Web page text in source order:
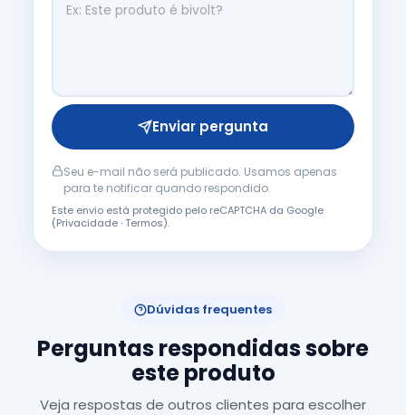
Enviar pergunta
Seu e-mail não será publicado. Usamos apenas
para te notificar quando respondido.
Este envio está protegido pelo reCAPTCHA da Google
(Privacidade·Termos).
Dúvidas frequentes
Perguntas respondidas sobre
este produto
Veja respostas de outros clientes para escolher